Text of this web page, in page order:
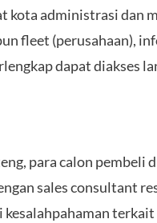
kota administrasi dan
fleet (perusahaan),
dapat diakses
para calon pembeli
sales consultant
terkait